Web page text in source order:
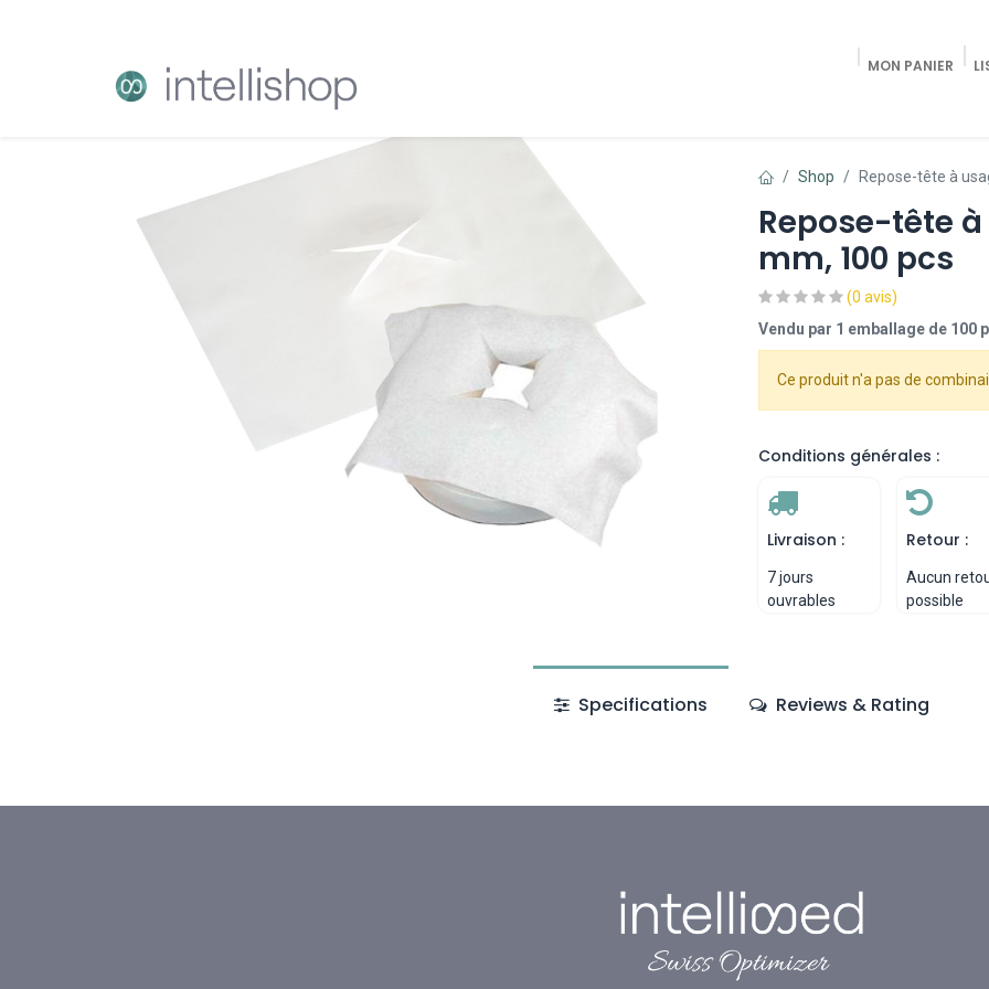
MON PANIER
Shop Repose-tête à
Repose-tête
mm, 100 pcs
(0 avis)
Vendu par 1 emballage de 100
Ce produit n'a pas de
Conditions générales :
Livraison :
7 jours
ouvrables
Retour :
Aucun
possible
Specifications Reviews & Rating